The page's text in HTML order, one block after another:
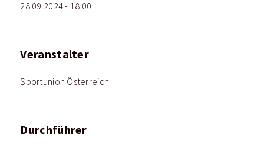
28.09.2024 - 18:00
Veranstalter
Sportunion Österreich
Durchführer